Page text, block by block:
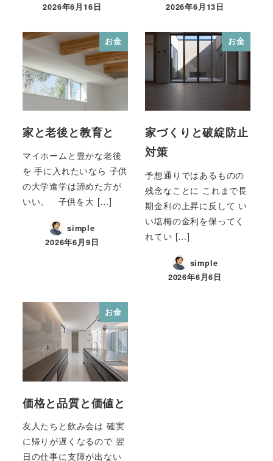
2026年6月16日
2026年6月13日
お金
家と老後と教育と
マイホームと豊かな老後
を 手に入れたいなら 子供
の大学進学は諦めた方が
いい。 子供を大 […]
simple
2026年6月9日
お金
家づくりと破綻防止
対策
予想通りではあるものの
残念なことに これまで長
期金利の上昇に反して い
い塩梅の金利を保ってく
れてい […]
simple
2026年6月6日
お金
価格と品質と価値と
友人たちと飲み会は 確実
に帰りが遅くなるので 翌
日の仕事に支障が出ない